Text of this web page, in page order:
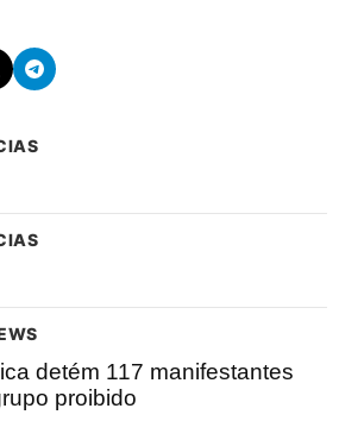
detém 117 manifestantes
proibido